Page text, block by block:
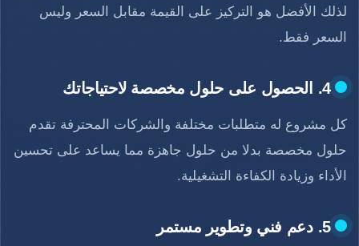
لذلك الأفضل هو التركيز على القيمة مقابل السعر وليس
السعر فقط.
4. الحصول على حلول مخصصة لاحتياجاتك
كل مشروع له متطلبات مختلفة والشركات المحترفة تقدم
حلول مخصصة بدلا من حلول جاهزة مما يساعد على تحسين
الأداء وزيادة الكفاءة التشغيلية.
5. دعم فني وتطوير مستمر